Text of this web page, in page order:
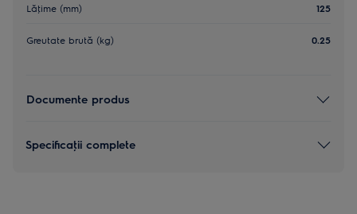
Lăţime (mm) 125
Greutate brută (kg) 0.25
Documente produs
Specificaţii complete